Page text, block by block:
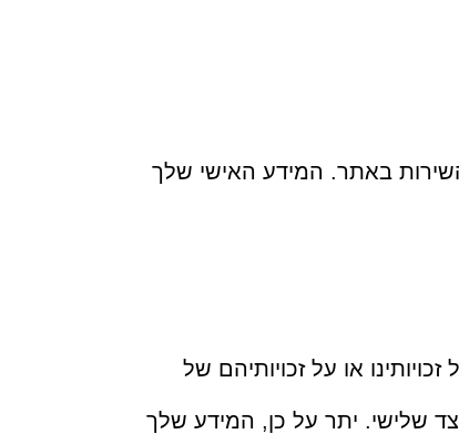
באתר. המידע האישי שלך
או על זכויותיהם של
שלישי. יתר על כן, המידע שלך